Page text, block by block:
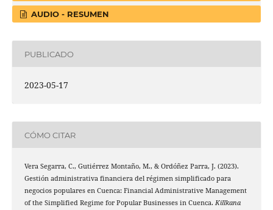
AUDIO - RESUMEN
PUBLICADO
2023-05-17
CÓMO CITAR
Vera Segarra, C., Gutiérrez Montaño, M., & Ordóñez Parra, J. (2023).
Gestión administrativa financiera del régimen simplificado para
negocios populares en Cuenca: Financial Administrative Management
of the Simplified Regime for Popular Businesses in Cuenca. Killkana